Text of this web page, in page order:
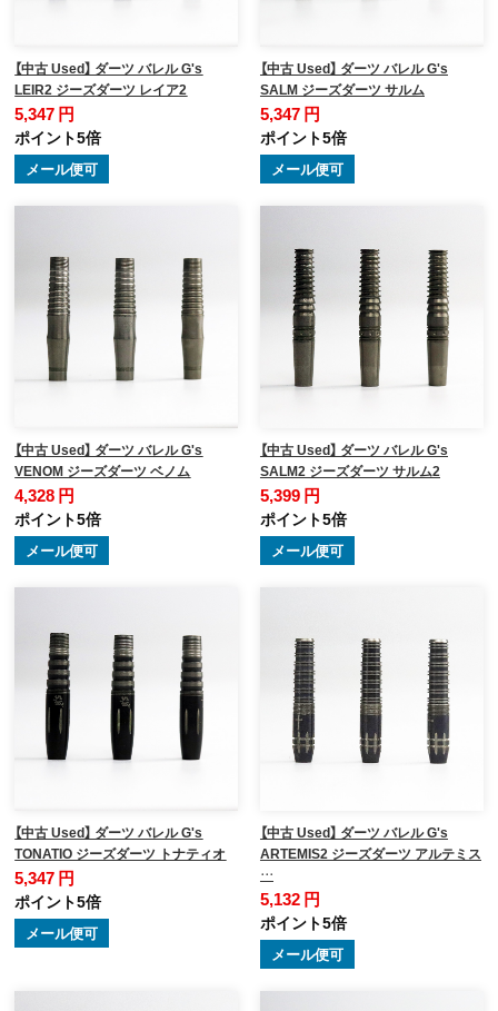
【中古 Used】 ダーツ バレル G's
LEIR2 ジーズダーツ レイア2
5,347 円
ポイント5倍
メール便可
【中古 Used】 ダーツ バレル G's
SALM ジーズダーツ サルム
5,347 円
ポイント5倍
メール便可
【中古 Used】 ダーツ バレル G's
VENOM ジーズダーツ ベノム
4,328 円
ポイント5倍
メール便可
【中古 Used】 ダーツ バレル G's
SALM2 ジーズダーツ サルム2
5,399 円
ポイント5倍
メール便可
【中古 Used】 ダーツ バレル G's
TONATIO ジーズダーツ トナティオ
5,347 円
ポイント5倍
メール便可
【中古 Used】 ダーツ バレル G's
ARTEMIS2 ジーズダーツ アルテミス
…
5,132 円
ポイント5倍
メール便可